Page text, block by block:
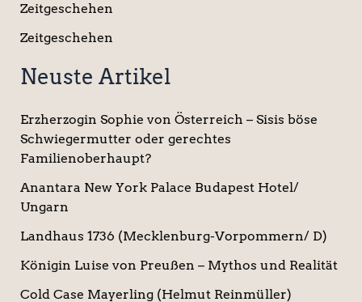
Zeitgeschehen
Zeitgeschehen
Neuste Artikel
Erzherzogin Sophie von Österreich – Sisis böse
Schwiegermutter oder gerechtes
Familienoberhaupt?
Anantara New York Palace Budapest Hotel/
Ungarn
Landhaus 1736 (Mecklenburg-Vorpommern/ D)
Königin Luise von Preußen – Mythos und Realität
Cold Case Mayerling (Helmut Reinmüller)